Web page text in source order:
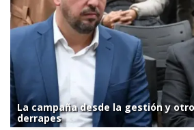
La campaña desde la gestión y
derrapes